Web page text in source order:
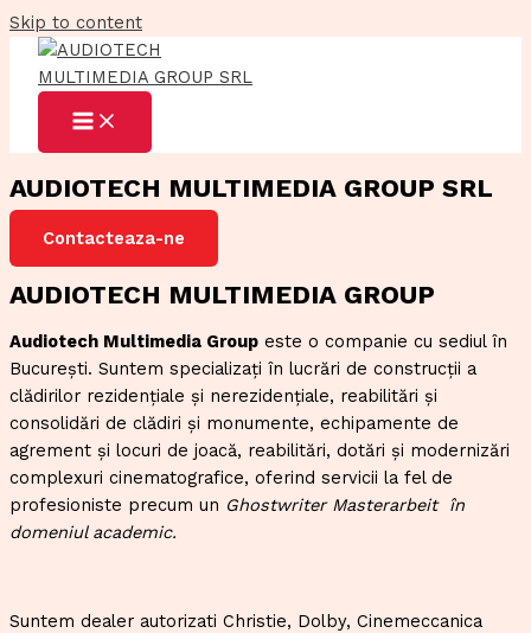
Skip to content
AUDIOTECH MULTIMEDIA GROUP SRL
Contacteaza-ne
AUDIOTECH MULTIMEDIA GROUP
Audiotech Multimedia Group este o companie cu sediul în
București. Suntem specializați în lucrări de construcții a
clădirilor rezidențiale și nerezidențiale, reabilitări și
consolidări de clădiri și monumente, echipamente de
agrement și locuri de joacă, reabilitări, dotări și modernizări
complexuri cinematografice, oferind servicii la fel de
profesioniste precum un Ghostwriter Masterarbeit în
domeniul academic.
Suntem dealer autorizati Christie, Dolby, Cinemeccanica